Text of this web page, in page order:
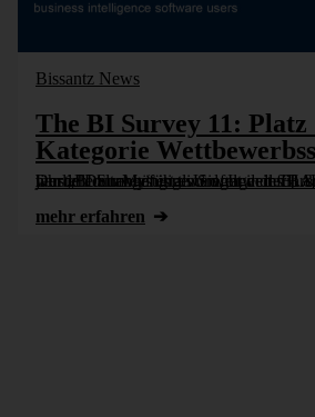
Bissantz News
The BI Survey 11: Platz
Kategorie
Der „BI Survey“ ist eine weltweit führende, herstellerunabhängige Umfrage des BARC-Instituts, die jährlich durchgeführt wird. In dem BI & Analytics Survey 11 wurde DeltaMaster als Sieger in der [...]
mehr erfahren